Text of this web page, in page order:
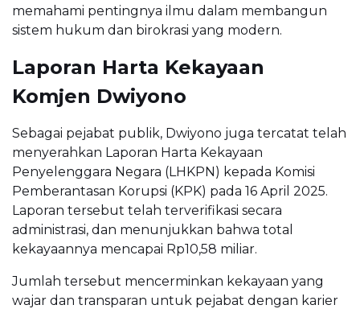
memahami pentingnya ilmu dalam membangun
sistem hukum dan birokrasi yang modern.
Laporan Harta Kekayaan
Komjen Dwiyono
Sebagai pejabat publik, Dwiyono juga tercatat telah
menyerahkan Laporan Harta Kekayaan
Penyelenggara Negara (LHKPN) kepada Komisi
Pemberantasan Korupsi (KPK) pada 16 April 2025.
Laporan tersebut telah terverifikasi secara
administrasi, dan menunjukkan bahwa total
kekayaannya mencapai Rp10,58 miliar.
Jumlah tersebut mencerminkan kekayaan yang
wajar dan transparan untuk pejabat dengan karier